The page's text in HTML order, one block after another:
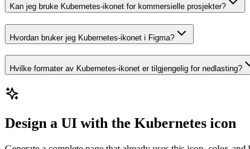
Kan jeg bruke Kubernetes-ikonet for kommersielle prosjekter?
Hvordan bruker jeg Kubernetes-ikonet i Figma?
Hvilke formater av Kubernetes-ikonet er tilgjengelig for nedlasting?
Design a UI with the Kubernetes icon